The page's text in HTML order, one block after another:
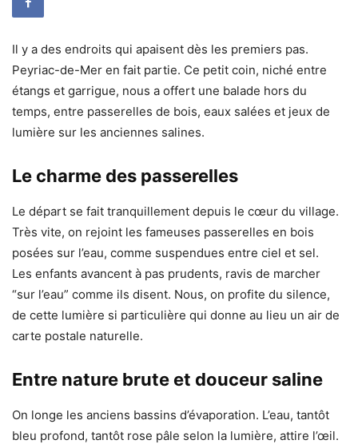
Il y a des endroits qui apaisent dès les premiers pas.
Peyriac-de-Mer en fait partie. Ce petit coin, niché entre
étangs et garrigue, nous a offert une balade hors du
temps, entre passerelles de bois, eaux salées et jeux de
lumière sur les anciennes salines.
Le charme des passerelles
Le départ se fait tranquillement depuis le cœur du village.
Très vite, on rejoint les fameuses passerelles en bois
posées sur l’eau, comme suspendues entre ciel et sel.
Les enfants avancent à pas prudents, ravis de marcher
“sur l’eau” comme ils disent. Nous, on profite du silence,
de cette lumière si particulière qui donne au lieu un air de
carte postale naturelle.
Entre nature brute et douceur saline
On longe les anciens bassins d’évaporation. L’eau, tantôt
bleu profond, tantôt rose pâle selon la lumière, attire l’œil.